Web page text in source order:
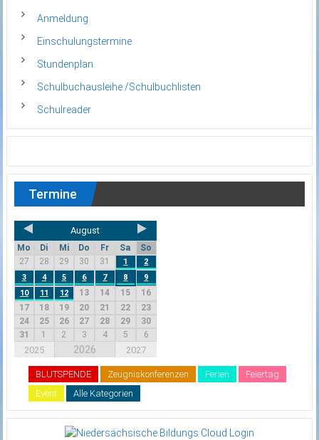
Anmeldung
Einschulungstermine
Stundenplan
Schulbuchausleihe /Schulbuchlisten
Schulreader
Termine
August
Mo Di Mi Do Fr Sa
So
27
28 29 30 31 1
2
3
4 5 6 7 8
9
10
11 12 13 14 15
16
17
18 19 20 21 22
23
24
25 26 27 28 29
30
31
1 2 3 4 5 6
2025 2026 2027
BLUTSPENDE Zeugniskonferenzen Ferien
Feiertag
Event
Alle Kategorien